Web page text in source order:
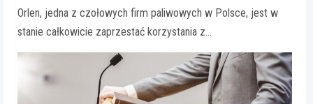
Orlen, jedna z czołowych firm paliwowych w Polsce, jest w
stanie całkowicie zaprzestać korzystania z…